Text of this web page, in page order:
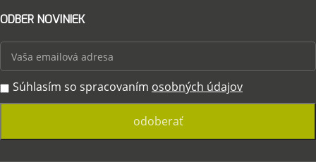
ODBER NOVINIEK
Súhlasím so spracovaním osobných údajov